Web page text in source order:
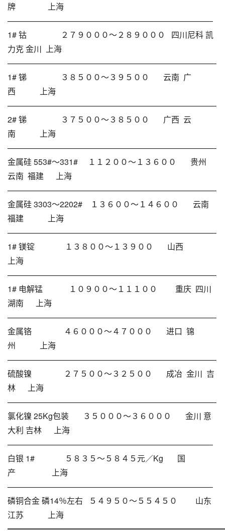
牌 上海
—————————————————————————–
1# 钴 ２７９０００～２８９０００ 四川尼科 凯
力克 金川 上海
——————————————————————————
1# 锑 ３８５００～３９５００ 云南 广
西 上海
——————————————————————————
2# 锑 ３７５００～３８５００ 广西 云
南 上海
——————————————————————————
金属硅 553#～331# １１２００～１３６００ 贵州
云南 福建 上海
——————————————————————————
金属硅 3303～2202# １３６００～１４６００ 云南
福建 上海
——————————————————————————
1# 镁锭 １３８００～１３９００ 山西
上海
——————————————————————————
1# 电解锰 １０９００～１１１００ 重庆 四川
湖南 上海
——————————————————————————
金属铬 ４６０００～４７０００ 进口 锦
州 上海
——————————————————————————
硫酸镍 ２７５００～３２５００ 成冶 金川 吉
林 上海
——————————————————————————
氯化镍 25Kg包装 ３５０００～３６０００ 金川 意
大利 吉林 上海
—————————————————————————–
白银 1# ５８３５～５８４５元／Kg 国
产 上海
—————————————————————————–
磷铜合金 磷14％左右 ５４９５０～５５４５０ 山东
江苏 上海